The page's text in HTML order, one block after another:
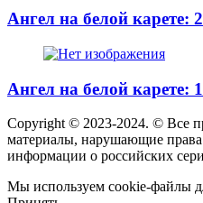
Ангел на белой карете:
Ангел на белой карете:
Copyright © 2023-2024. © Все
материалы, нарушающие права
информации о российских
Мы используем cookie-файлы